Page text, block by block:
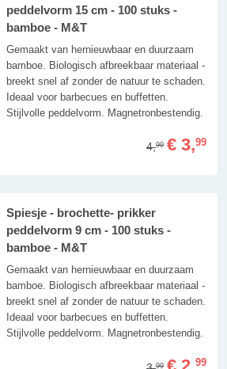
peddelvorm 15 cm - 100 stuks -
bamboe - M&T
Gemaakt van hernieuwbaar en duurzaam
bamboe. Biologisch afbreekbaar materiaal -
breekt snel af zonder de natuur te schaden.
Ideaal voor barbecues en buffetten.
Stijlvolle peddelvorm. Magnetronbestendig.
4,99 € 3,99
Spiesje - brochette- prikker
peddelvorm 9 cm - 100 stuks -
bamboe - M&T
Gemaakt van hernieuwbaar en duurzaam
bamboe. Biologisch afbreekbaar materiaal -
breekt snel af zonder de natuur te schaden.
Ideaal voor barbecues en buffetten.
Stijlvolle peddelvorm. Magnetronbestendig.
99 99